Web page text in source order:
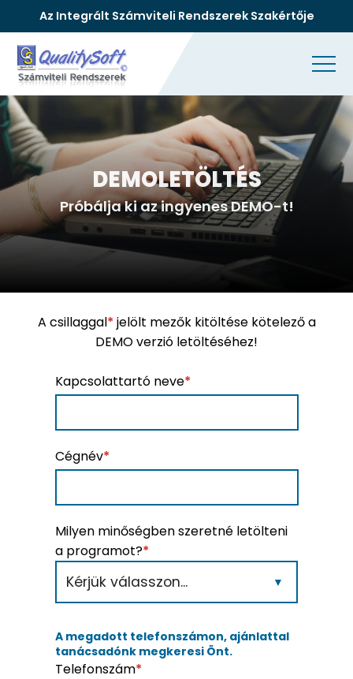
Az Integrált Számviteli Rendszerek Szakértője
DEMOLETÖLTÉS
Próbálja ki az ingyenes DEMO-t!
A csillaggal* jelölt mezők kitöltése kötelező a
DEMO verzió letöltéséhez!
Kapcsolattartó neve*
Cégnév*
Milyen minőségben szeretné letölteni
a programot?*
A megadott telefonszámon, ajánlattal
tanácsadónk megkeresi Önt.
Telefonszám*